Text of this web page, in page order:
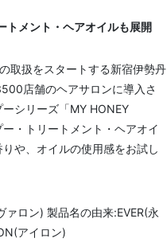
トメント・ヘアオイルも展開
取扱をスタートする新宿伊勢丹
店舗のヘアサロンに導入さ
シリーズ「MY HONEY
ー・トリートメント・ヘアオイ
や、オイルの使用感をお試し
ァロン) 製品名の由来:EVER(永
アイロン)